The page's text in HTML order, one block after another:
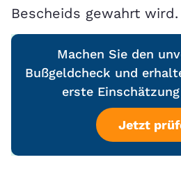
Bescheids gewahrt wird.
Machen Sie den
Bußgeldcheck und
erste
Jetzt